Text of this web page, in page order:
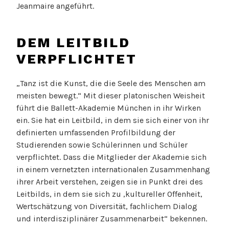
Jeanmaire angeführt.
DEM LEITBILD
VERPFLICHTET
„Tanz ist die Kunst, die die Seele des Menschen am
meisten bewegt.“ Mit dieser platonischen Weisheit
führt die Ballett-Akademie München in ihr Wirken
ein. Sie hat ein Leitbild, in dem sie sich einer von ihr
definierten umfassenden Profilbildung der
Studierenden sowie Schülerinnen und Schüler
verpflichtet. Dass die Mitglieder der Akademie sich
in einem vernetzten internationalen Zusammenhang
ihrer Arbeit verstehen, zeigen sie in Punkt drei des
Leitbilds, in dem sie sich zu ‚kultureller Offenheit,
Wertschätzung von Diversität, fachlichem Dialog
und interdisziplinärer Zusammenarbeit“ bekennen.